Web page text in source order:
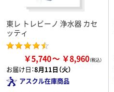
東レ トレビーノ 浄水器 カセ
ッティ
￥5,740 ￥8,960
お届け日：8月11日（火）
アスクル在庫商品